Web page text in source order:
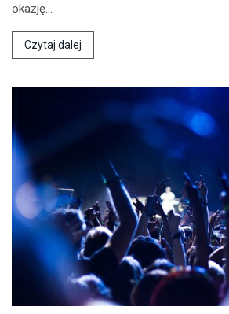
okazję…
Czytaj dalej